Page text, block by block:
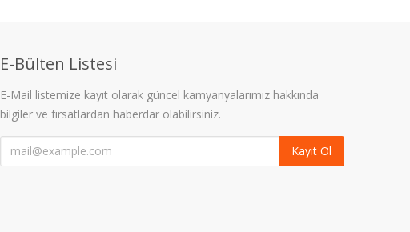
E-Bülten Listesi
E-Mail listemize kayıt olarak güncel kamyanyalarımız hakkında
bilgiler ve fırsatlardan haberdar olabilirsiniz.
Kayıt Ol